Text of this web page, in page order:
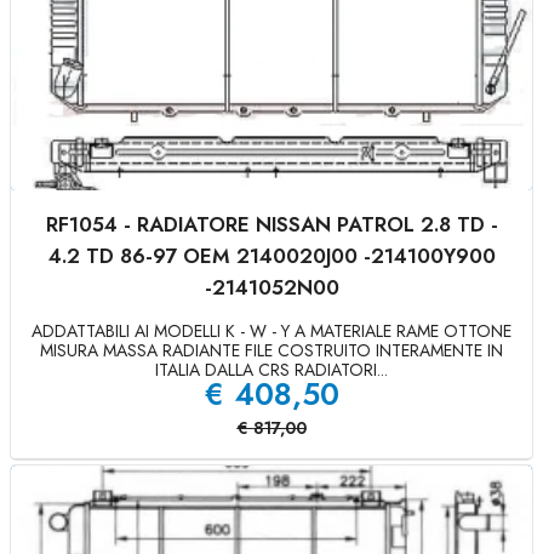
RF1054 - RADIATORE NISSAN PATROL 2.8 TD -
4.2 TD 86-97 OEM 2140020J00 -214100Y900
-2141052N00
ADDATTABILI AI MODELLI K - W - Y A MATERIALE RAME OTTONE
MISURA MASSA RADIANTE FILE COSTRUITO INTERAMENTE IN
ITALIA DALLA CRS RADIATORI...
€ 408,50
€ 817,00